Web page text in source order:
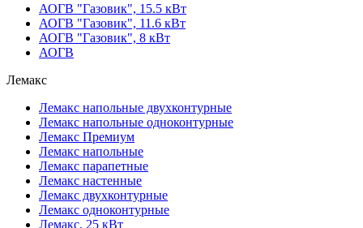
АОГВ "Газовик", 15.5 кВт
АОГВ "Газовик", 11.6 кВт
АОГВ "Газовик", 8 кВт
АОГВ
Лемакс
Лемакс напольные двухконтурные
Лемакс напольные одноконтурные
Лемакс Премиум
Лемакс напольные
Лемакс парапетные
Лемакс настенные
Лемакс двухконтурные
Лемакс одноконтурные
Лемакс, 25 кВт